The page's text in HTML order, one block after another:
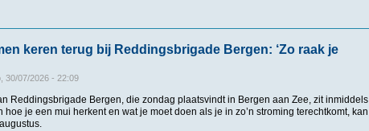
na historische tocht van 55 uur doodop het strand
keren terug bij Reddingsbrigade Bergen: ‘Zo raak je
30/07/2026 - 22:09
Reddingsbrigade Bergen, die zondag plaatsvindt in Bergen aan Zee, zit inmiddels
hoe je een mui herkent en wat je moet doen alsje in zo’n stroming terechtkomt, kan
augustus.